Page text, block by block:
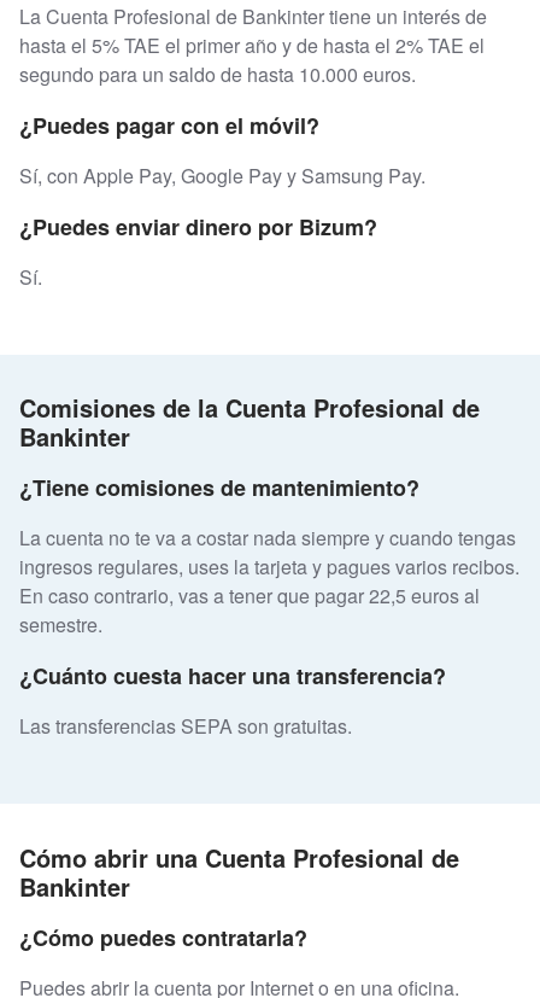
La Cuenta Profesional de Bankinter tiene un interés de
hasta el 5% TAE el primer año y de hasta el 2% TAE el
segundo para un saldo de hasta 10.000 euros.
¿Puedes pagar con el móvil?
Sí, con Apple Pay, Google Pay y Samsung Pay.
¿Puedes enviar dinero por Bizum?
Sí.
Comisiones de la Cuenta Profesional de
Bankinter
¿Tiene comisiones de mantenimiento?
La cuenta no te va a costar nada siempre y cuando tengas
ingresos regulares, uses la tarjeta y pagues varios recibos.
En caso contrario, vas a tener que pagar 22,5 euros al
semestre.
¿Cuánto cuesta hacer una transferencia?
Las transferencias SEPA son gratuitas.
Cómo abrir una Cuenta Profesional de
Bankinter
¿Cómo puedes contratarla?
Puedes abrir la cuenta por Internet o en una oficina.